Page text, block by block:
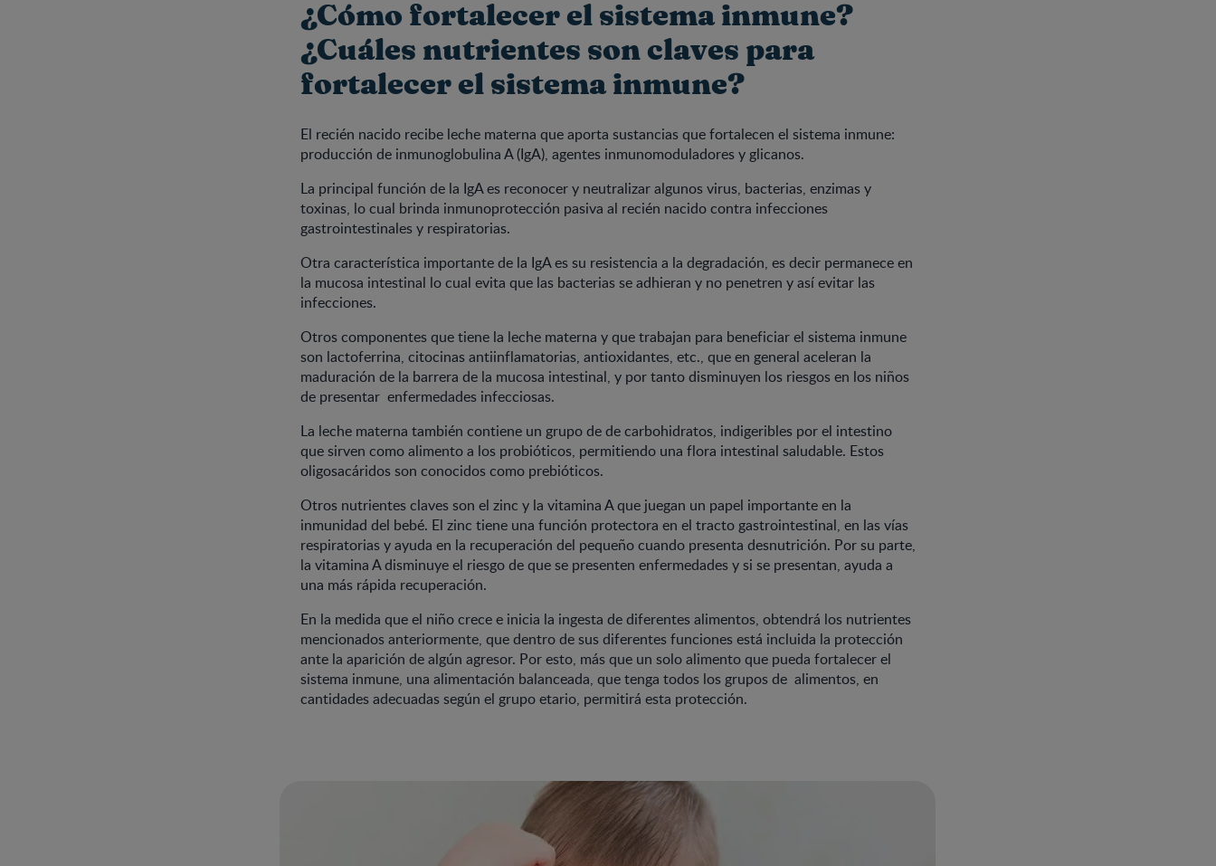
¿Cómo fortalecer el sistema inmune?
¿Cuáles nutrientes son claves para
fortalecer el sistema inmune?
El recién nacido recibe leche materna que aporta sustancias que fortalecen el sistema inmune:
producción de inmunoglobulina A (IgA), agentes inmunomoduladores y glicanos.
La principal función de la IgA es reconocer y neutralizar algunos virus, bacterias, enzimas y
toxinas, lo cual brinda inmunoprotección pasiva al recién nacido contra infecciones
gastrointestinales y respiratorias.
Otra característica importante de la IgA es su resistencia a la degradación, es decir permanece en
la mucosa intestinal lo cual evita que las bacterias se adhieran y no penetren y así evitar las
infecciones.
Otros componentes que tiene la leche materna y que trabajan para beneficiar el sistema inmune
son lactoferrina, citocinas antiinflamatorias, antioxidantes, etc., que en general aceleran la
maduración de la barrera de la mucosa intestinal, y por tanto disminuyen los riesgos en los niños
de presentar enfermedades infecciosas.
La leche materna también contiene un grupo de de carbohidratos, indigeribles por el intestino
que sirven como alimento a los probióticos, permitiendo una flora intestinal saludable. Estos
oligosacáridos son conocidos como prebióticos.
Otros nutrientes claves son el zinc y la vitamina A que juegan un papel importante en la
inmunidad del bebé. El zinc tiene una función protectora en el tracto gastrointestinal, en las vías
respiratorias y ayuda en la recuperación del pequeño cuando presenta desnutrición. Por su parte,
la vitamina A disminuye el riesgo de que se presenten enfermedades y si se presentan, ayuda a
una más rápida recuperación.
En la medida que el niño crece e inicia la ingesta de diferentes alimentos, obtendrá los nutrientes
mencionados anteriormente, que dentro de sus diferentes funciones está incluida la protección
ante la aparición de algún agresor. Por esto, más que un solo alimento que pueda fortalecer el
sistema inmune, una alimentación balanceada, que tenga todos los grupos de alimentos, en
cantidades adecuadas según el grupo etario, permitirá esta protección.